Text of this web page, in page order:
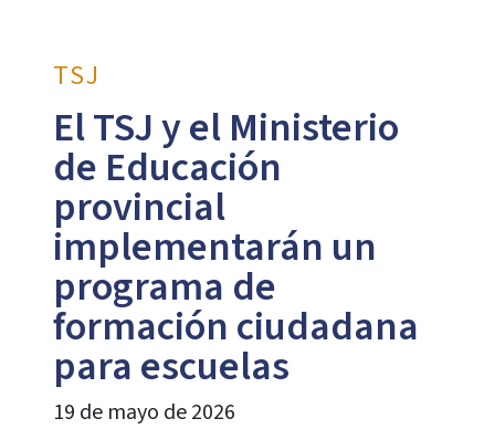
TSJ
El TSJ y el Ministerio
de Educación
provincial
implementarán un
programa de
formación ciudadana
para escuelas
19 de mayo de 2026